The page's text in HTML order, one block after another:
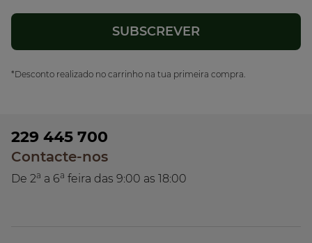
*Desconto realizado no carrinho na tua primeira compra.
229 445 700
Contacte-nos
De 2a a 6a feira das 9:00 as 18:00